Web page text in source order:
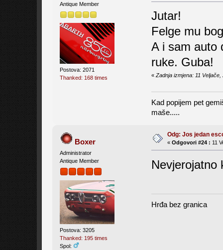
Antique Member
Postova: 2071
Thanked: 168 times
Jutar!
Felge mu
A i sam auto
ruke. Guba!
«Zadnja izmjena: 11
Kad popijem pet
maše.....
Boxer
Administrator
Antique Member
Postova: 3205
Thanked: 195 times
Spol:
Odg: Jos jedan
«Odgovori #24 : 11
Hrđa bez granica